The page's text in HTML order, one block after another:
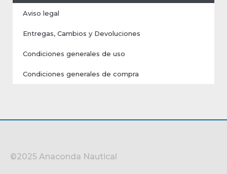
Aviso legal
Entregas, Cambios y Devoluciones
Condiciones generales de uso
Condiciones generales de compra
©2025 Anaconda Nautical